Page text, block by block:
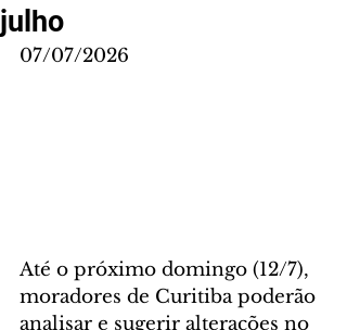
julho
07/07/2026
Até o próximo domingo (12/7),
moradores de Curitiba poderão
analisar e sugerir alterações no